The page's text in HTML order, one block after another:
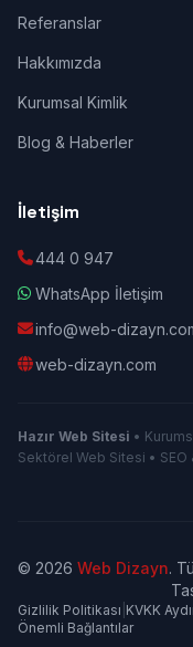
Referanslar
Hakkımızda
Kurumsal Kimlik
Blog & Haberler
İletişim
444 0 947
WhatsApp İletişim
info@web-
web-dizayn.com
Hazır Web Sitesi •
Sektörel Web Sitesi • SEO
© 2026 Web Dizayn.
Gizlilik Politikası KVKK
Önemli Bağlantılar